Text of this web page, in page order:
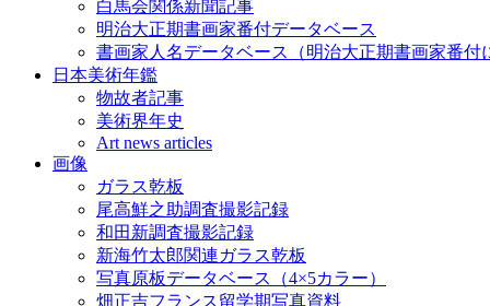
白馬会関係新聞記事
明治大正期書画家番付データベース
書画家人名データベース（明治大正期書画家番付
日本美術年鑑
物故者記事
美術界年史
Art news articles
画像
ガラス乾板
尾高鮮之助調査撮影記録
和田新調査撮影記録
新海竹太郎関連ガラス乾板
写真原板データベース（4×5カラー）
畑正吉フランス留学期写真資料